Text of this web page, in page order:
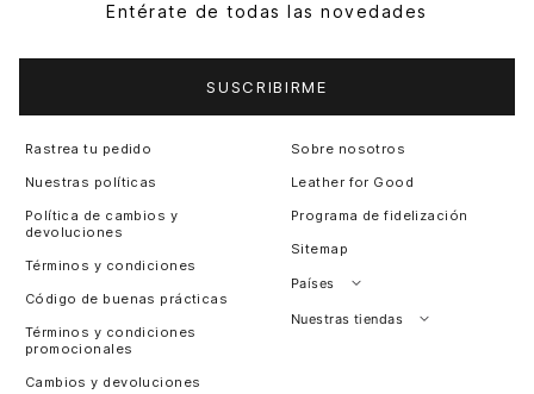
Entérate de todas las novedades
SUSCRIBIRME
Rastrea tu pedido
Nuestras políticas
Política de cambios y
devoluciones
Términos y condiciones
Código de buenas prácticas
Términos y condiciones
promocionales
Cambios y devoluciones
Sobre nosotros
Leather for Good
Programa de fidelización
Sitemap
Países
Perú
Nuestras tiendas